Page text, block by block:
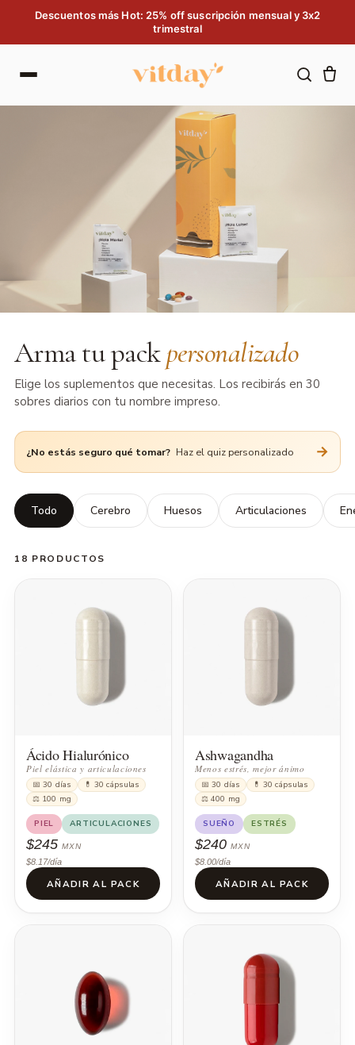
Saltar al contenido
Descuentos más Hot: 25% off suscripción mensual y 3x2
trimestral
Arma tu packpersonalizado
Elige los suplementos que necesitas. Los recibirás en 30
sobres diarios con tu nombre impreso.
¿No estás seguro qué tomar? Haz el quiz personalizado →
Todo Cerebro Huesos Articulaciones
18 PRODUCTOS
Ácido Hialurónico
Piel elástica y articulaciones
📅 30 días
💊 30 cápsulas
⚖ 100 mg
PIEL ARTICULACIONES
$245 MXN
$8.17/día
AÑADIR AL PACK
Ashwagandha
Menos estrés, mejor ánimo
📅 30 días
💊 30 cápsulas
⚖ 400 mg
SUEÑO ESTRÉS
$240 MXN
$8.00/día
AÑADIR AL PACK